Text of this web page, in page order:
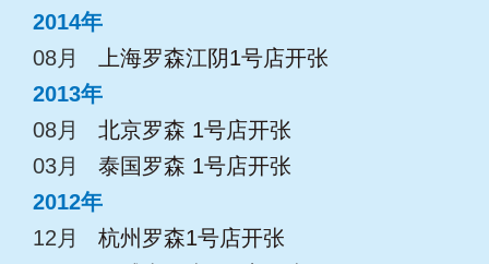
2014年
08月
上海罗森江阴1号店开张
2013年
08月
北京罗森 1号店开张
03月
泰国罗森 1号店开张
2012年
12月
杭州罗森1号店开张